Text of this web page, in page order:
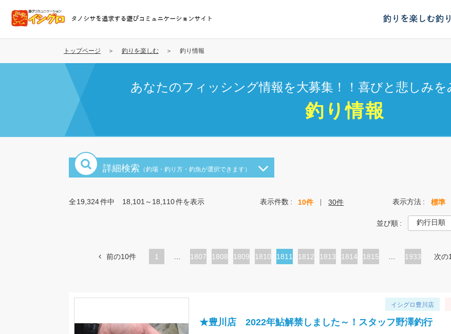
コ
テ
タノシサを追求する遊びコミュニケーションサイト 釣りを楽しむ釣
トップページ 釣りを楽しむ 釣り情報
あなたのフィッシング情報を大募集！！喜びと悲しみを
釣り情報
詳細検索 （釣場・釣り方・釣魚が選択できます）
全19,324件中 18,101～18,110件を表示 表示件数 10件 30件 表示方法 標準
並び順
前の10件 1
ペ
1807
ペ
1808
ペ
1809
ペ
1810
カ
ペ
1811
ペ
1812
ペ
1813
ペ
1814
ペ
1815 1933 次の
イシグロ豊川店
★豊川店 2022年鮎解禁しました～！スタッフ野澤釣行